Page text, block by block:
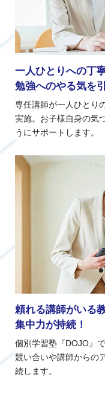
一人ひとりへの丁
勉強へのやる気を
専任講師が一人ひとり
実施。お子様自身の気
うにサポートします。
頼れる講師がいる
集中力が持続！
個別学習塾『DOJO』
競い合いや講師からの
続します。